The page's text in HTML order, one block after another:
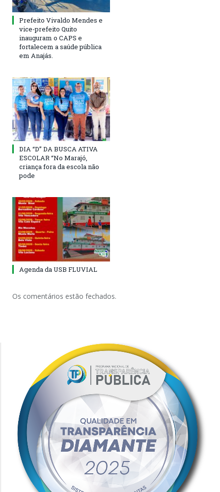
Prefeito Vivaldo Mendes e
vice-prefeito Quito
inauguram o CAPS e
fortalecem a saúde pública
em Anajás.
DIA “D” DA BUSCA ATIVA
ESCOLAR “No Marajó,
criança fora da escola não
pode
Agenda da USB FLUVIAL
Os comentários estão fechados.